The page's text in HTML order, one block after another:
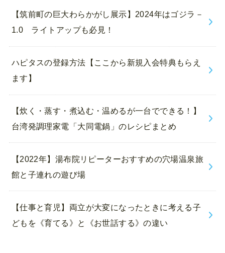
【筑前町の巨大わらかがし展示】2024年はゴジラ－
1.0 ライトアップも必見！
ハピタスの登録方法【ここから新規入会特典もらえ
ます】
【炊く・蒸す・煮込む・温めるが一台でできる！】
台湾発調理家電「大同電鍋」のレシピまとめ
【2022年】湯布院リピーターおすすめの穴場温泉旅
館と子連れの遊び場
【仕事と育児】両立が大変になったときに考える子
どもを《育てる》と《お世話する》の違い